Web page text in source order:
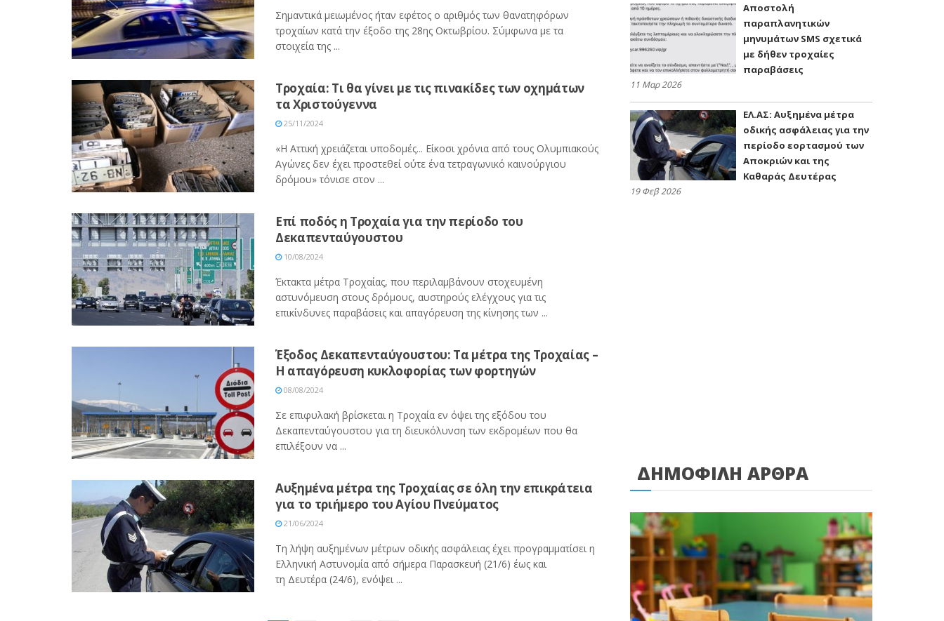
Σημαντικά μειωμένος ήταν εφέτος ο αριθμός των θανατηφόρων
τροχαίων κατά την έξοδο της 28ης Οκτωβρίου. Σύμφωνα με τα
στοιχεία της ...
Τροχαία: Τι θα γίνει με τις πινακίδες των οχημάτων
τα Χριστούγεννα
25/11/2024
«Η Αττική χρειάζεται υποδομές... Είκοσι χρόνια από τους Ολυμπιακούς
Αγώνες δεν έχει προστεθεί ούτε ένα τετραγωνικό καινούργιου
δρόμου» τόνισε στον ...
Επί ποδός η Τροχαία για την περίοδο του
Δεκαπενταύγουστου
10/08/2024
Έκτακτα μέτρα Τροχαίας, που περιλαμβάνουν στοχευμένη
αστυνόμευση στους δρόμους, αυστηρούς ελέγχους για τις
επικίνδυνες παραβάσεις και απαγόρευση της κίνησης των ...
Έξοδος Δεκαπενταύγουστου: Τα μέτρα της Τροχαίας –
Η απαγόρευση κυκλοφορίας των φορτηγών
08/08/2024
Σε επιφυλακή βρίσκεται η Τροχαία εν όψει της εξόδου του
Δεκαπενταύγουστου για τη διευκόλυνση των εκδρομέων που θα
επιλέξουν να ...
Αυξημένα μέτρα της Τροχαίας σε όλη την επικράτεια
για το τριήμερο του Αγίου Πνεύματος
21/06/2024
Τη λήψη αυξημένων μέτρων οδικής ασφάλειας έχει προγραμματίσει η
Ελληνική Αστυνομία από σήμερα Παρασκευή (21/6) έως και
τη Δευτέρα (24/6), ενόψει ...
Αποστολή
παραπλανητικών
μηνυμάτων SMS σχετικά
με δήθεν τροχαίες
παραβάσεις
11 Μαρ 2026
ΕΛ.ΑΣ: Αυξημένα μέτρα
οδικής ασφάλειας για την
περίοδο εορτασμού των
Αποκριών και της
Καθαράς Δευτέρας
19 Φεβ 2026
ΔΗΜΟΦΙΛΗ ΑΡΘΡΑ